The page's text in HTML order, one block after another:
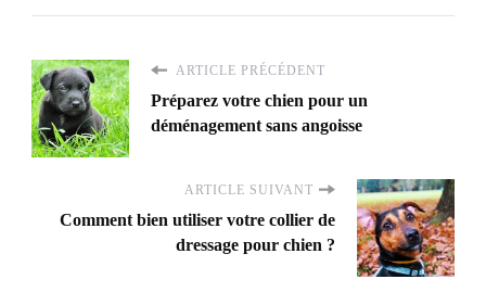
ARTICLE PRÉCÉDENT
Préparez votre chien pour un
déménagement sans angoisse
ARTICLE SUIVANT
Comment bien utiliser votre collier de
dressage pour chien ?